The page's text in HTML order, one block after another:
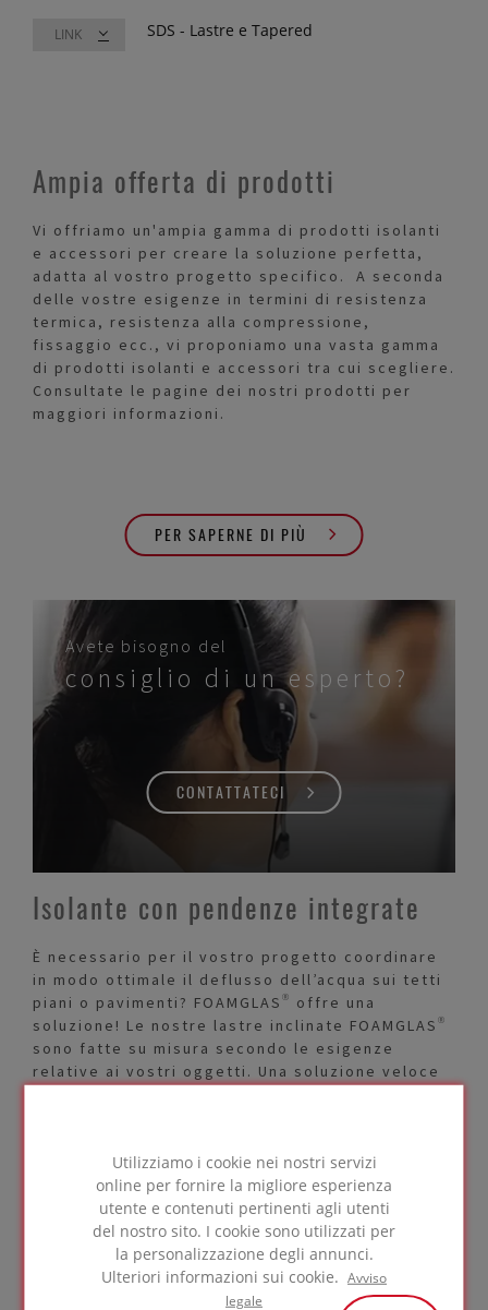
Utilizziamo i cookie nei nostri servizi
online per fornire la migliore esperienza
utente e contenuti pertinenti agli utenti
del nostro sito. I cookie sono utilizzati per
la personalizzazione degli annunci.
Ulteriori informazioni sui cookie. Avviso
legale
LINK SDS - Lastre e Tapered
Ampia offerta di prodotti
Vi offriamo un'ampia gamma di prodotti isolanti
e accessori per creare la soluzione perfetta,
adatta al vostro progetto specifico. A seconda
delle vostre esigenze in termini di resistenza
termica, resistenza alla compressione,
fissaggio ecc., vi proponiamo una vasta gamma
di prodotti isolanti e accessori tra cui scegliere.
Consultate le pagine dei nostri prodotti per
maggiori informazioni.
PER SAPERNE DI PIÙ
Avete bisogno del
consiglio di un esperto?
CONTATTATECI
Isolante con pendenze integrate
È necessario per il vostro progetto coordinare
in modo ottimale il deflusso dell’acqua sui tetti
piani o pavimenti? FOAMGLAS® offre una
soluzione! Le nostre lastre inclinate FOAMGLAS®
sono fatte su misura secondo le esigenze
relative ai vostri oggetti. Una soluzione veloce
sistema specifico per l'area del oggetto e per la
pianificazione della produzione ottimale
compresa la gestione del deflusso.
ULTERIORI INFORMAZIONI